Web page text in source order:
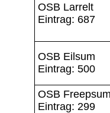
OSB Larrelt
Eintrag: 687
OSB Eilsum
Eintrag: 500
OSB Freepsum
Eintrag: 299